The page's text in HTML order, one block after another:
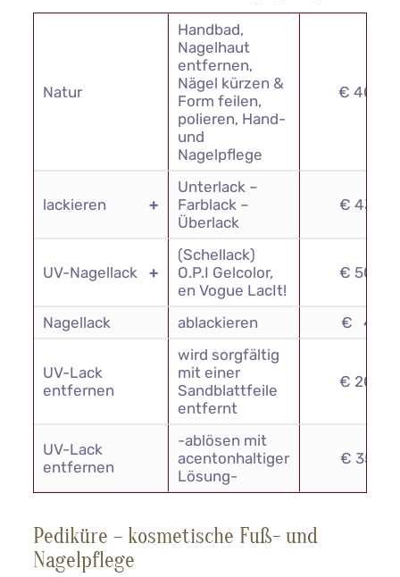
Natur
Handbad,
Nagelhaut
entfernen,
Nägel kürzen &
Form feilen,
polieren, Hand-
und
Nagelpflege
€ 40,00
lackieren +
Unterlack –
Farblack –
Überlack
€ 43,00
UV-Nagellack +
(Schellack)
O.P.I Gelcolor,
en Vogue LacIt!
€ 50,00
Nagellack ablackieren € 4,00
UV-Lack
entfernen
wird sorgfältig
mit einer
Sandblattfeile
entfernt
€ 20,00
UV-Lack
entfernen
-ablösen mit
acentonhaltiger
Lösung-
€ 35,00
Pediküre – kosmetische Fuß- und
Nagelpflege